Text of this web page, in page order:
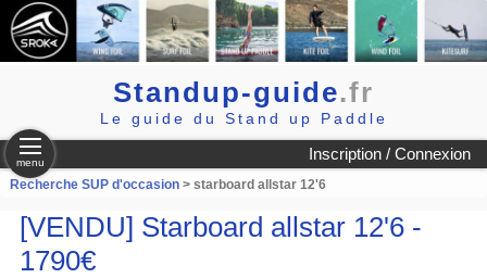
Standup-guide.fr
Le guide du Stand up Paddle
Inscription / Connexion
menu
Recherche SUP d'occasion> starboard allstar 12'6
[VENDU] Starboard allstar 12'6 -
1790€